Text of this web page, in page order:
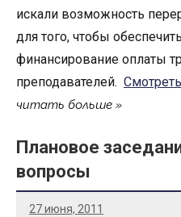
искали возможность
для того, чтобы
финансирование оплаты
преподавателей.
читать больше
Плановое
вопросы
27 июня, 2011